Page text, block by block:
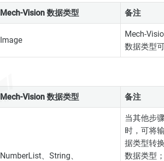
Mech-Vision 数据类型 备注
Image
Mech-
数据类型
Mech-Vision 数据类型 备注
NumberList、String、
当其他步
时，可将
据类型转
数据类型